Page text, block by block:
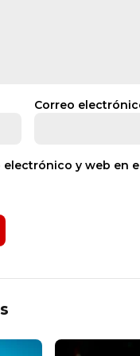
Correo
y web en